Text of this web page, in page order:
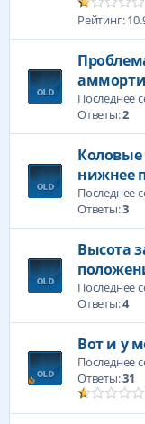
Рейтинг:
Последнее
Ответы:2
Коловые
нижнее
Последнее
Ответы:3
Высота
Последнее
Ответы:4
Вот и у
Последнее
Ответы:31